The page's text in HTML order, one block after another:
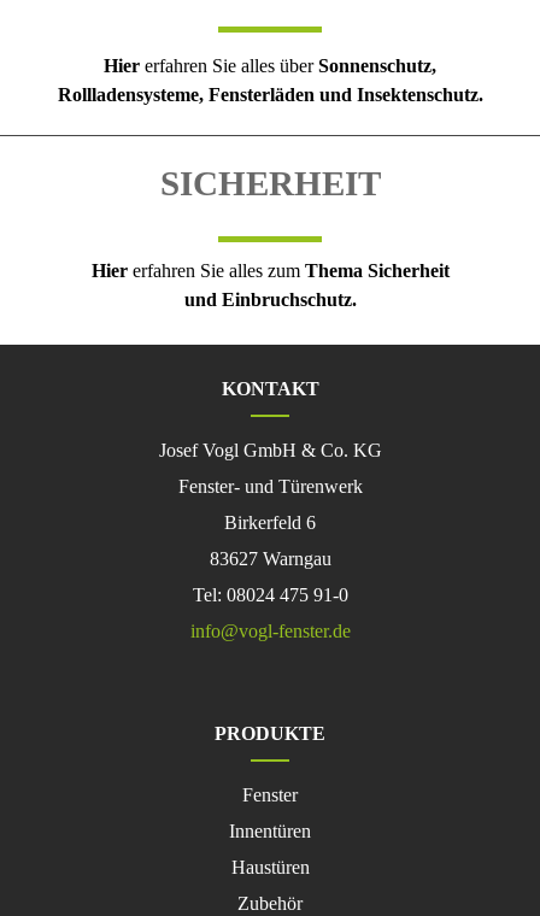
Hier erfahren Sie alles überSonnenschutz,
Rollladensysteme, Fensterläden und Insektenschutz.
SICHERHEIT
Hier erfahren Sie alles zumThema Sicherheit
und Einbruchschutz.
KONTAKT
Josef Vogl GmbH & Co. KG
Fenster- und Türenwerk
Birkerfeld 6
83627 Warngau
Tel: 08024 475 91-0
info@vogl-fenster.de
PRODUKTE
Navigation
überspringen
Fenster
Innentüren
Haustüren
Zubehör